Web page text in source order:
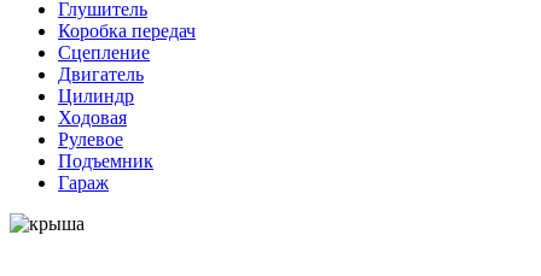
Глушитель
Коробка передач
Сцепление
Двигатель
Цилиндр
Ходовая
Рулевое
Подъемник
Гараж